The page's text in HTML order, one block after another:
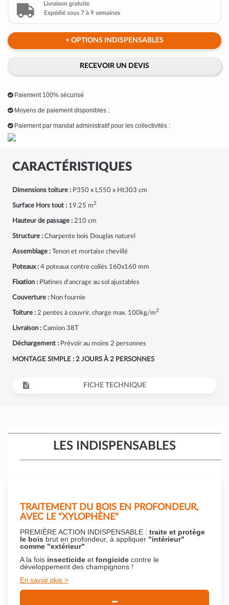
CARACTÉRISTIQUES
Dimensions toiture : P350 x L550 x Ht303 cm
Surface Hors tout : 19.25 m2
Hauteur de passage : 210 cm
Structure : Charpente bois Douglas naturel
Assemblage : Tenon et mortaise chevillé
Poteaux : 4 poteaux contre collés 160x160 mm
Fixation : Platines d'ancrage au sol ajustables
Couverture : Non fournie
Toiture : 2 pentes à couvrir, charge max. 100kg/m2
Livraison : Camion 38T
Déchargement : Prévoir au moins 2 personnes
MONTAGE SIMPLE : 2 JOURS À 2 PERSONNES
FICHE TECHNIQUE
Livraison gratuite
Expédié sous 7 à 9 semaines
+ OPTIONS INDISPENSABLES
RECEVOIR UN DEVIS
Paiement 100% sécurisé
Moyens de paiement disponibles :
Paiement par mandat administratif pour les collectivités :
LES INDISPENSABLES
TRAITEMENT DU BOIS EN PROFONDEUR,
AVEC LE "XYLOPHÈNE"
PREMIÈRE ACTION INDISPENSABLE : traite et protège
le bois brut en profondeur, à appliquer "intérieur"
comme "extérieur"
A la fois insecticide et fongicide contre le
développement des champignons !
En savoir plus